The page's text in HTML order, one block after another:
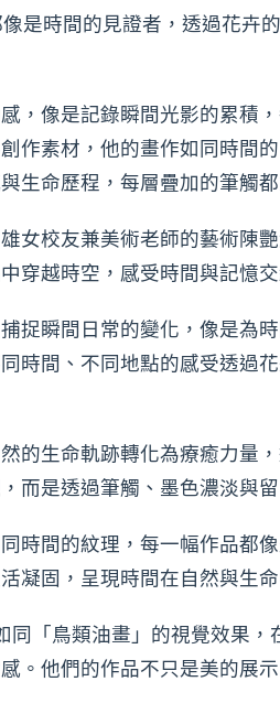
是時間的見證者，透過花卉
，像是記錄瞬間光影的累積
作素材，他的畫作如同時間
生命歷程，每層疊加的筆觸
女校友兼美術老師的藝術陳
穿越時空，感受時間與記憶交
捉瞬間日常的變化，像是為
時間、不同地點的感受透過
的生命軌跡轉化為療癒力量
而是透過筆觸、墨色濃淡與
時間的紋理，每一幅作品都
凝固，呈現時間在自然與生命
「鳥類油畫」的視覺效果，
。他們的作品不只是美的展